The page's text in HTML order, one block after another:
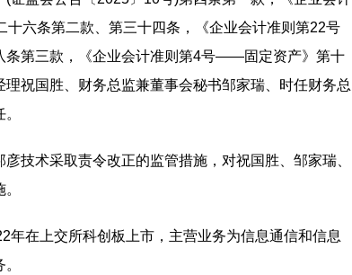
六条第二款、第三十四条，《企业会计准则第22号
第三款，《企业会计准则第4号——固定资产》第十
祝国胜、财务总监兼董事会秘书邹家瑞、时任财务总
技术采取责令改正的监管措施，对祝国胜、邹家瑞、
年在上交所科创板上市，主营业务为信息通信和信息